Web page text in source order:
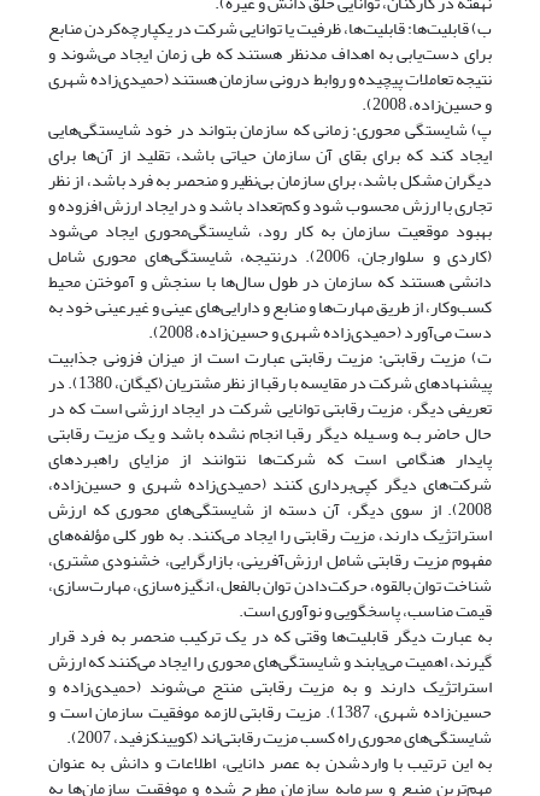
ب) قابلیت‌ها: قابلیت‌ها، ظرفیت یا توانایی شرکت در یکپارچه‌کردن منابع
برای دست‌یابی به اهداف مدنظر هستند که طی زمان ایجاد می‌شوند و
نتیجه تعاملات پیچیده و روابط درونی سازمان هستند (حمیدی‌زاده شهری
و حسین‌زاده، 2008).
پ) شایستگی محوری: زمانی که سازمان بتواند در خود شایستگی‌هایی
ایجاد کند که برای بقای آن سازمان حیاتی باشد، تقلید از آن‌ها برای
دیگران مشکل باشد، برای سازمان بی‌نظیر و منحصر به فرد باشد، از نظر
تجاری با ارزش محسوب شود و کم‌تعداد باشد و در ایجاد ارزش افزوده و
بهبود موقعیت سازمان به کار رود، شایستگی‌محوری ایجاد می‌شود
(کاردی و سلوارجان، 2006). درنتیجه، شایستگی‌های محوری شامل
دانشی هستند که سازمان در طول سال‌ها با سنجش و آموختن محیط
کسب‌و‌کار، از طریق مهارت‌ها و منابع و دارایی‌های عینی و غیرعینی خود به
دست می‌آورد (حمیدی‌زاده شهری و حسین‌زاده، 2008).
ت) مزیت رقابتی: مزیت رقابتی عبارت است از میزان فزونی جذابیت
پیشنهادهای شرکت در مقایسه با رقبا از نظر مشتریان (کیگان، 1380). در
تعریفی دیگر، مزیت رقابتی توانایی شرکت در ایجاد ارزشی است که در
حال حاضر بـه وسـیله دیگر رقبا انجام نشده باشد و یک مزیت رقابتی
پایدار هنگامی است که شرکت‌ها نتوانند از مزایای راهبردهای
شرکت‌های دیگر کپی‌برداری کنند (حمیدی‌زاده شهری و حسین‌زاده،
2008). از سوی دیگر، آن دسته از شایستگی‌های محوری که ارزش
استراتژیک دارند، مزیت رقابتی را ایجاد می‌کنند. به طور کلی مؤلفه‌های
مفهوم مزیت رقابتی شامل ارزش‌آفرینی، بازارگرایی، خشنودی مشتری،
شناخت توان بالقوه، حرکت‌دادن توان بالفعل، انگیزه‌سازی، مهارت‌سازی،
قیمت مناسب، پاسخگویی و نوآوری است.
به عبارت دیگر قابلیت‌ها وقتی که در یک ترکیب منحصر به فرد قرار
گیرند، اهمیت می‌یابند و شایستگی‌های محوری را ایجاد می‌کنند که ارزش
استراتژیک دارند و به مزیت رقابتی منتج می‌شوند (حمیدی‌زاده و
حسین‌زاده شهری، 1387). مزیت رقابتی لازمه موفقیت سازمان است و
شایستگی‌های محوری راه کسب مزیت رقابتی‌اند (کویینکزفید، 2007).
به این ترتیب با وارد‌شدن به عصر دانایی، اطلاعات و دانش به عنوان
مهم‌ترین منبع و سرمایه سازمان مطرح شده و موفقیت سازمان‌ها به